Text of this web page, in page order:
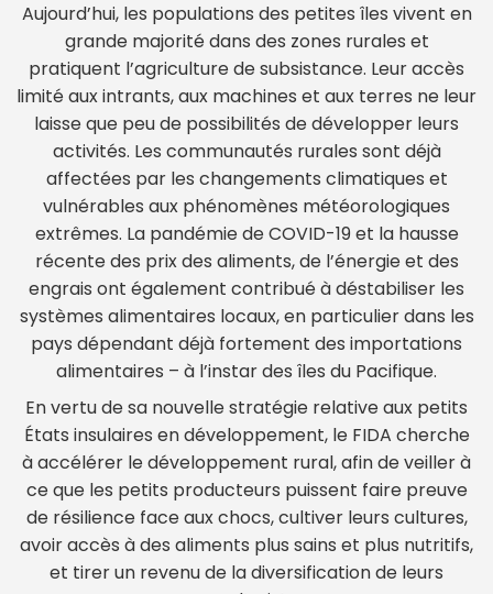
Aujourd’hui, les populations des petites îles vivent en
grande majorité dans des zones rurales et
pratiquent l’agriculture de subsistance. Leur accès
limité aux intrants, aux machines et aux terres ne leur
laisse que peu de possibilités de développer leurs
activités. Les communautés rurales sont déjà
affectées par les changements climatiques et
vulnérables aux phénomènes météorologiques
extrêmes. La pandémie de COVID-19 et la hausse
récente des prix des aliments, de l’énergie et des
engrais ont également contribué à déstabiliser les
systèmes alimentaires locaux, en particulier dans les
pays dépendant déjà fortement des importations
alimentaires – à l’instar des îles du Pacifique.
En vertu de sa nouvelle stratégie relative aux petits
États insulaires en développement, le FIDA cherche
à accélérer le développement rural, afin de veiller à
ce que les petits producteurs puissent faire preuve
de résilience face aux chocs, cultiver leurs cultures,
avoir accès à des aliments plus sains et plus nutritifs,
et tirer un revenu de la diversification de leurs